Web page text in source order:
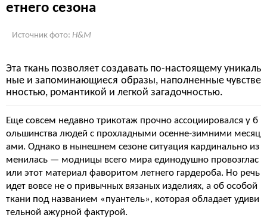
етнего сезона
Источник фото: H&M
Эта ткань позволяет создавать по-настоящему уникаль
ные и запоминающиеся образы, наполненные чувстве
нностью, романтикой и легкой загадочностью.
Еще совсем недавно трикотаж прочно ассоциировался у б
ольшинства людей с прохладными осенне-зимними месяц
ами. Однако в нынешнем сезоне ситуация кардинально из
менилась — модницы всего мира единодушно провозглас
или этот материал фаворитом летнего гардероба. Но речь
идет вовсе не о привычных вязаных изделиях, а об особой
ткани под названием «пуантель», которая обладает удиви
тельной ажурной фактурой.